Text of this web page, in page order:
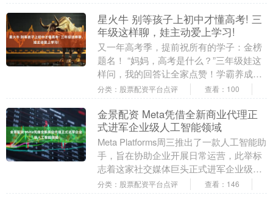
星火牛 别等孩子上初中才懂高考! 三
年级这样聊，娃主动爱上学习!
又一年高考季，提前祝所有的学子：金榜
题名！ “妈妈，高考是什么？”三年级娃这
样问，我的回答让全家点赞！学霸养成从
小开始！? 昨天，我家娃去邻居家玩，无
分类：股票配资平台点评 查看：100
金景配资 Meta凭借全新商业代理正
式进军企业级人工智能领域
Meta Platforms周三推出了一款人工智能助
手，旨在协助企业开展日常运营，此举标
志着这家社交媒体巨头正式进军企业级人
工智能市场。 该产品在伦敦举行的以W....
分类：股票配资平台点评 查看：146